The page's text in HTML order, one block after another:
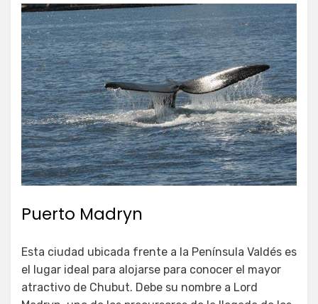
Puerto Madryn
Esta ciudad ubicada frente a la Península Valdés es
el lugar ideal para alojarse para conocer el mayor
atractivo de Chubut. Debe su nombre a Lord